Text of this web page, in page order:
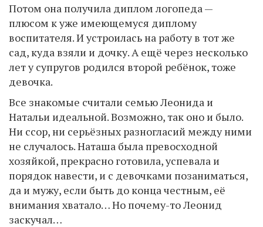
Потом она получила диплом логопеда —
плюсом к уже имеющемуся диплому
воспитателя. И устроилась на работу в тот же
сад, куда взяли и дочку. А ещё через несколько
лет у супругов родился второй ребёнок, тоже
девочка.
Все знакомые считали семью Леонида и
Натальи идеальной. Возможно, так оно и было.
Ни ссор, ни серьёзных разногласий между ними
не случалось. Наташа была превосходной
хозяйкой, прекрасно готовила, успевала и
порядок навести, и с девочками позаниматься,
да и мужу, если быть до конца честным, её
внимания хватало… Но почему-то Леонид
заскучал…